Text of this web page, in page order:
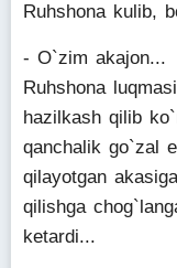
Ruhshona kulib,
- O`zim akajon...
Ruhshona
hazilkash qilib
qanchalik go`zal
qilayotgan
qilishga
ketardi...